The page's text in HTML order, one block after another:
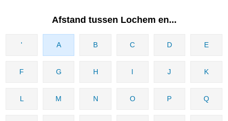
Afstand tussen Lochem en...
' A B C D E
F G H I J K
L M N O P Q